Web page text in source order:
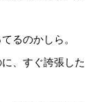
るのかしら。
、すぐ誇張した